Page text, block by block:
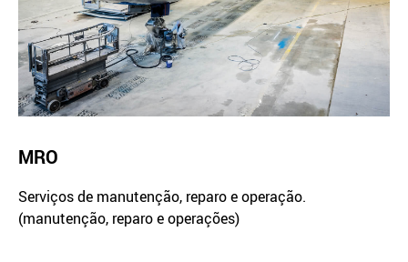
MRO
Serviços de manutenção, reparo e operação.
(manutenção, reparo e operações)